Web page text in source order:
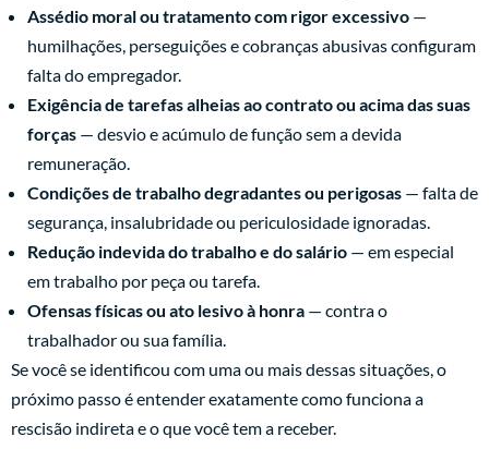
Assédio moral ou tratamento com rigor excessivo —
humilhações, perseguições e cobranças abusivas configuram
falta do empregador.
Exigência de tarefas alheias ao contrato ou acima das suas
forças — desvio e acúmulo de função sem a devida
remuneração.
Condições de trabalho degradantes ou perigosas — falta de
segurança, insalubridade ou periculosidade ignoradas.
Redução indevida do trabalho e do salário — em especial
em trabalho por peça ou tarefa.
Ofensas físicas ou ato lesivo à honra — contra o
trabalhador ou sua família.
Se você se identificou com uma ou mais dessas situações, o
próximo passo é entender exatamente como funciona a
rescisão indireta e o que você tem a receber.